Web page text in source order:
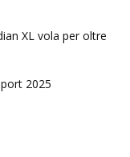
XL vola per oltre
2025